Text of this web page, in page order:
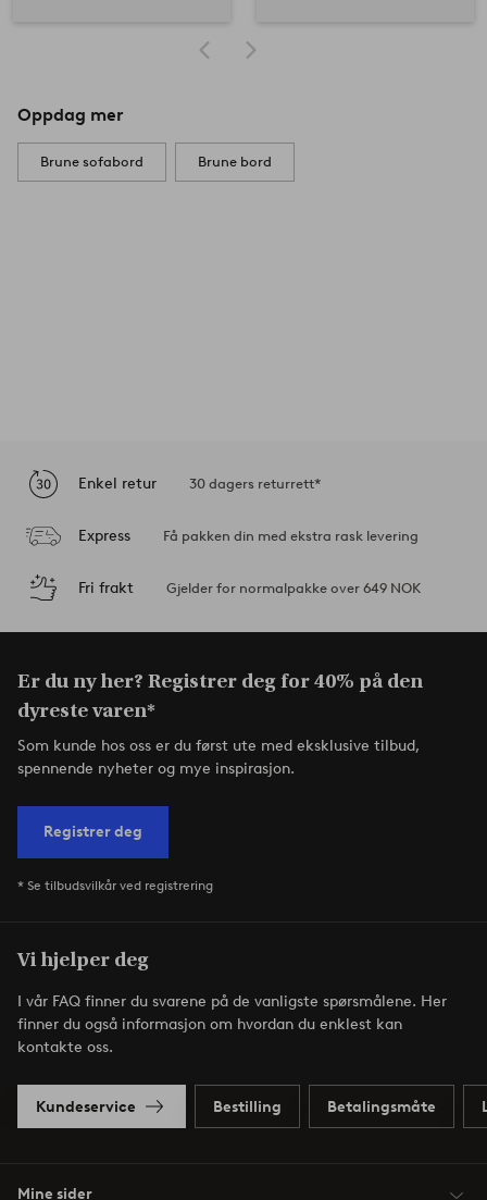
Oppdag mer
Brune sofabord Brune bord
Enkel retur 30 dagers returrett*
Express Få pakken din med ekstra rask levering
Fri frakt Gjelder for normalpakke over 649 NOK
Er du ny her? Registrer deg for 40% på den
dyreste varen*
Som kunde hos oss er du først ute med eksklusive tilbud,
spennende nyheter og mye inspirasjon.
Registrer deg
* Se tilbudsvilkår ved registrering
Vi hjelper deg
I vår FAQ finner du svarene på de vanligste spørsmålene. Her
finner du også informasjon om hvordan du enklest kan
kontakte oss.
Kundeservice Bestilling Betalingsmåte
Mine sider